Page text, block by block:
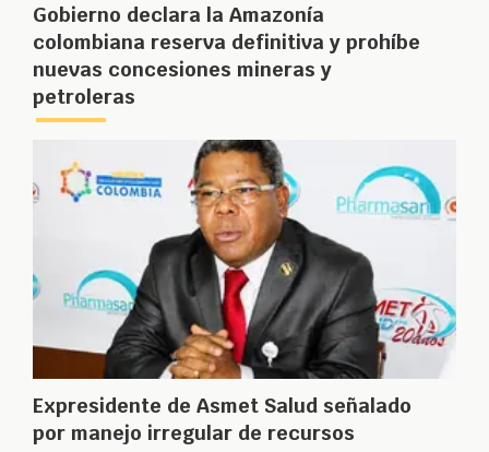
Gobierno declara la Amazonía
colombiana reserva definitiva y prohíbe
nuevas concesiones mineras y
petroleras
Expresidente de Asmet Salud señalado
por manejo irregular de recursos